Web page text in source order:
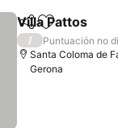
Compartir
Añadir a
Villa Pattos
/
Puntuación no
Santa Coloma de
Gerona